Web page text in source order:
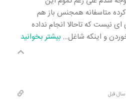
متاسفانه همجنس باز هم
نیست که تاحالا انجام نداده
و اینکه شاغل… بیشتر بخوانید